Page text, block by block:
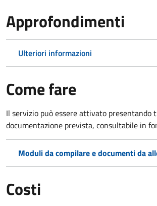
Approfondimenti
Ulteriori informazioni
Come fare
Il servizio può essere attivato presentando
documentazione prevista, consultabile in
Moduli da compilare e documenti da
Costi